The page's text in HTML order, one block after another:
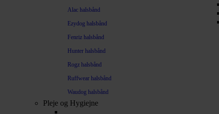
Alac halsbånd
Ezydog halsbånd
Fenriz halsbånd
Hunter halsbånd
Rogz halsbånd
Ruffwear halsbånd
Waudog halsbånd
Pleje og Hygiejne